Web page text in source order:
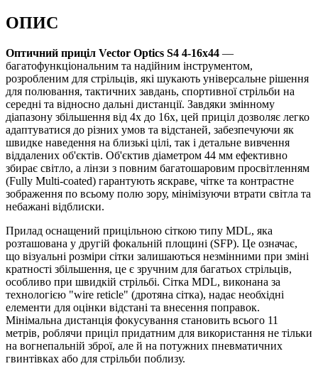
ОПИС
Оптичний приціл Vector Optics S4 4-16x44 —
багатофункціональним та надійним інструментом,
розробленим для стрільців, які шукають універсальне рішення
для полювання, тактичних завдань, спортивної стрільби на
середні та відносно дальні дистанції. Завдяки змінному
діапазону збільшення від 4x до 16x, цей приціл дозволяє легко
адаптуватися до різних умов та відстаней, забезпечуючи як
швидке наведення на близькі цілі, так і детальне вивчення
віддалених об'єктів. Об'єктив діаметром 44 мм ефективно
збирає світло, а лінзи з повним багатошаровим просвітленням
(Fully Multi-coated) гарантують яскраве, чітке та контрастне
зображення по всьому полю зору, мінімізуючи втрати світла та
небажані відблиски.
Прилад оснащений прицільною сіткою типу MDL, яка
розташована у другій фокальній площині (SFP). Це означає,
що візуальні розміри сітки залишаються незмінними при зміні
кратності збільшення, це є зручним для багатьох стрільців,
особливо при швидкій стрільбі. Сітка MDL, виконана за
технологією "wire reticle" (дротяна сітка), надає необхідні
елементи для оцінки відстані та внесення поправок.
Мінімальна дистанція фокусування становить всього 11
метрів, роблячи приціл придатним для використання не тільки
на вогнепальній зброї, але й на потужних пневматичних
гвинтівках або для стрільби поблизу.